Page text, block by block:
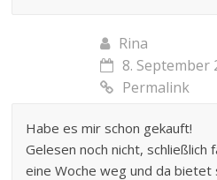
Rina
8. September
Permalink
Habe es mir schon gekauft!
Gelesen noch nicht, schließlich
eine Woche weg und da bietet